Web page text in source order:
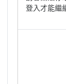
登入才能繼